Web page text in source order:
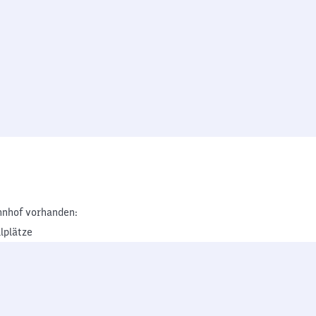
vorhanden: